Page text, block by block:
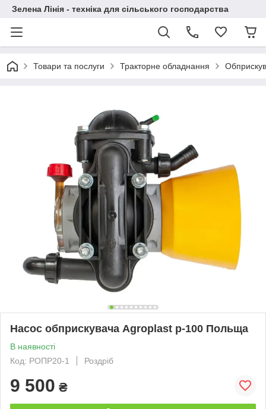
Зелена Лінія - техніка для сільського господарства
Товари та послуги Тракторне обладнання
Насос обприскувача Agroplast р-100 Польща
В наявності
Код: РОПР20-1
Роздріб
9 500 ₴